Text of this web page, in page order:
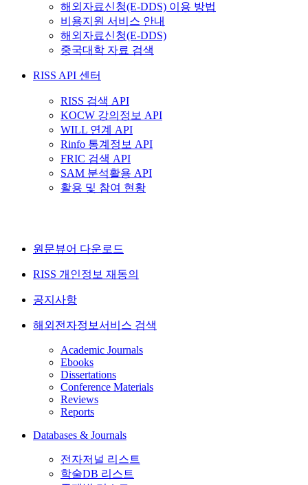
해외자료신청(E-DDS) 이용 방법
비용지원 서비스 안내
해외자료신청(E-DDS)
중국대학 자료 검색
RISS API 센터
RISS 검색 API
KOCW 강의정보 API
WILL 연계 API
Rinfo 통계정보 API
FRIC 검색 API
SAM 분석활용 API
활용 및 참여 현황
원문뷰어 다운로드
RISS 개인정보 재동의
공지사항
해외전자정보서비스 검색
Academic Journals
Ebooks
Dissertations
Conference Materials
Reviews
Reports
Databases & Journals
전자저널 리스트
학술DB 리스트